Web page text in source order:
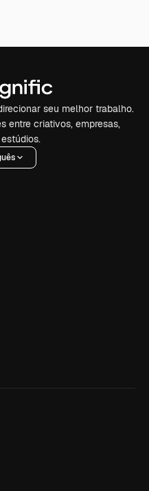
seu melhor trabalho.
entre criativos, empresas,